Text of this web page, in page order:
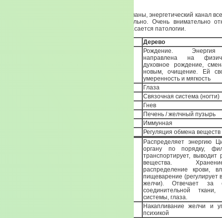
И даже если некоторые органы прооперированы, энергетический канал
И воздействовать на него нужно обязательно. Очень внимательно
биологическим часам, особенно когда дело касается патологии.
Дерево
Рождение.
направлена на
духовное рождение,
новым, очищение. Ей
умеренность и мягкость
Глаза
Связочная система (ногти)
Гнев
Печень / желчный пузырь
Иммунная
Регуляция обмена веществ
Распределяет энергию
органу по порядку,
транспортирует, выводит
вещества.
распределение крови,
пищеварение (регулирует
желчи). Отвечает за
соединительной ткани,
системы, глаза.
Накапливание желчи и
психикой